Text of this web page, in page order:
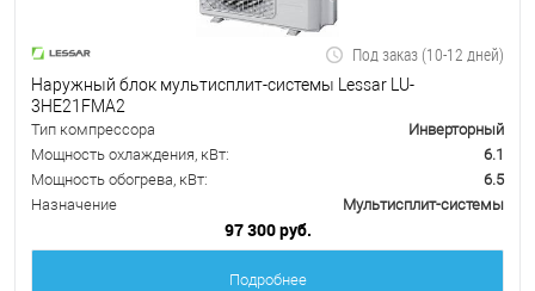
Под заказ (10-12 дней)
Наружный блок мультисплит-системы Lessar LU-
3HE21FMA2
Тип компрессора
Инверторный
Мощность охлаждения, кВт:
6.1
Мощность обогрева, кВт:
6.5
Назначение
Мультисплит-системы
97 300 руб.
Подробнее